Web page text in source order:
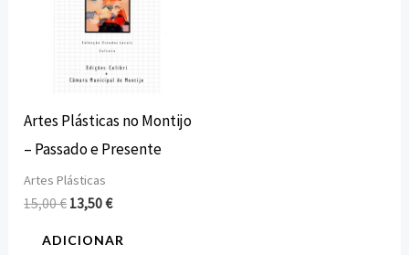
Artes Plásticas no Montijo
– Passado e Presente
Artes Plásticas
15,00€ 13,50€
ADICIONAR